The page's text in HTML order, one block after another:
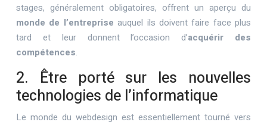
stages, généralement obligatoires, offrent un aperçu du
monde de l’entreprise auquel ils doivent faire face plus
tard et leur donnent l’occasion d’acquérir des
compétences.
2. Être porté sur les nouvelles
technologies de l’informatique
Le monde du webdesign est essentiellement tourné vers